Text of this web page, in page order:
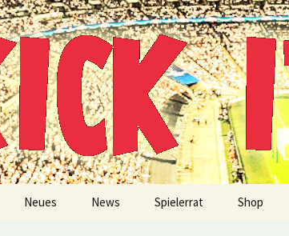
it out!
Football Manager
Neues News Spielerrat Shop